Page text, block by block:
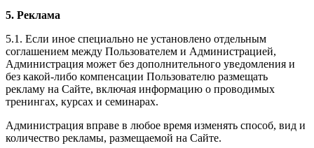
5. Реклама
5.1. Если иное специально не установлено отдельным
соглашением между Пользователем и Администрацией,
Администрация может без дополнительного уведомления и
без какой-либо компенсации Пользователю размещать
рекламу на Сайте, включая информацию о проводимых
тренингах, курсах и семинарах.
Администрация вправе в любое время изменять способ, вид и
количество рекламы, размещаемой на Сайте.